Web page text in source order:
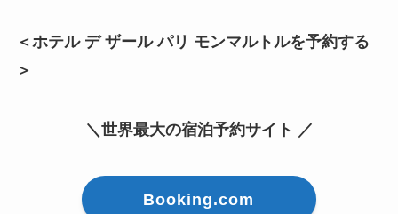
＜ホテル デ ザール パリ モンマルトルを予約する
＞
＼世界最大の宿泊予約サイト ／
Booking.com